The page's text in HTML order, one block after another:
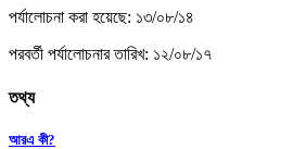
পর্যালোচনা করা হয়েছে: ১৩/০৮/১৪
পরবর্তী পর্যালোচনার তারিখ: ১২/০৮/১৭
তথ্য
আরএ কী?